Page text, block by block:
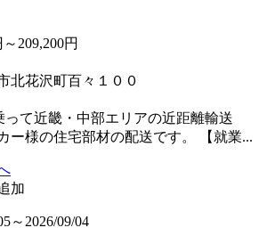
209,200円
北花沢町百々１００
って近畿・中部エリアの近距離輸送
ー様の住宅部材の配送です。 【就業...
加
～2026/09/04